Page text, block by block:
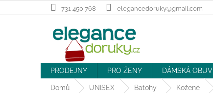
na
731 450 768 elegancedoruky@gmail.com
PRODEJNY PRO ŽENY DÁMSKÁ OBUV
Domů UNISEX Batohy Kožené